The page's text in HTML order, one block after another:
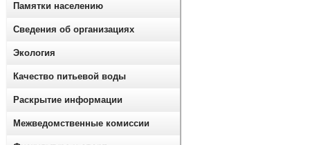
Памятки населению
Сведения об организациях
Экология
Качество питьевой воды
Раскрытие информации
Межведомственные комиссии